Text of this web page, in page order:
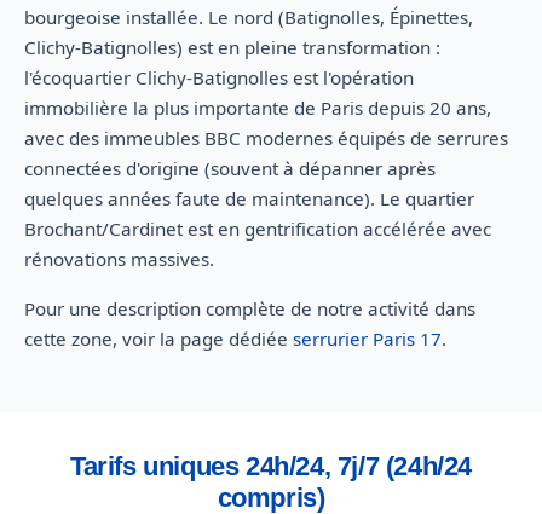
bourgeoise installée. Le nord (Batignolles, Épinettes,
Clichy-Batignolles) est en pleine transformation :
l'écoquartier Clichy-Batignolles est l'opération
immobilière la plus importante de Paris depuis 20 ans,
avec des immeubles BBC modernes équipés de serrures
connectées d'origine (souvent à dépanner après
quelques années faute de maintenance). Le quartier
Brochant/Cardinet est en gentrification accélérée avec
rénovations massives.
Pour une description complète de notre activité dans
cette zone, voir la page dédiée serrurier Paris 17.
Tarifs uniques 24h/24, 7j/7 (24h/24
compris)